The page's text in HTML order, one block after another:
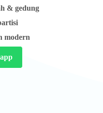
& gedung
modern